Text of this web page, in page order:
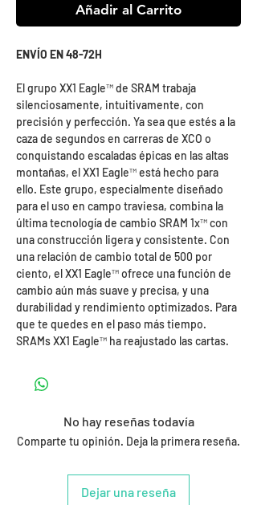
Añadir al Carrito
ENVÍO EN 48-72H
El grupo XX1 Eagle™ de SRAM trabaja
silenciosamente, intuitivamente, con
precisión y perfección. Ya sea que estés a la
caza de segundos en carreras de XCO o
conquistando escaladas épicas en las altas
montañas, el XX1 Eagle™ está hecho para
ello. Este grupo, especialmente diseñado
para el uso en campo traviesa, combina la
última tecnología de cambio SRAM 1x™ con
una construcción ligera y consistente. Con
una relación de cambio total de 500 por
ciento, el XX1 Eagle™ ofrece una función de
cambio aún más suave y precisa, y una
durabilidad y rendimiento optimizados. Para
que te quedes en el paso más tiempo.
SRAMs XX1 Eagle™ ha reajustado las cartas.
No hay reseñas todavía
Comparte tu opinión. Deja la primera reseña.
Dejar una reseña